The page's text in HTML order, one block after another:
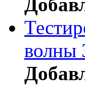
волны